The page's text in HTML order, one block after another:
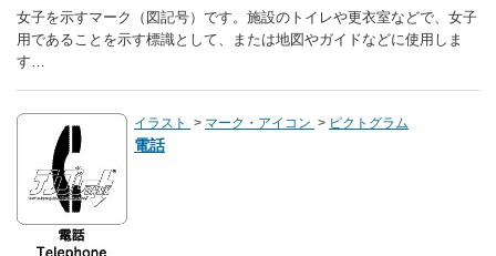
女子を示すマーク（図記号）です。施設のトイレや更衣室などで、女子
用であることを示す標識として、または地図やガイドなどに使用しま
す…
イラスト マーク・アイコン ピクトグラム
電話